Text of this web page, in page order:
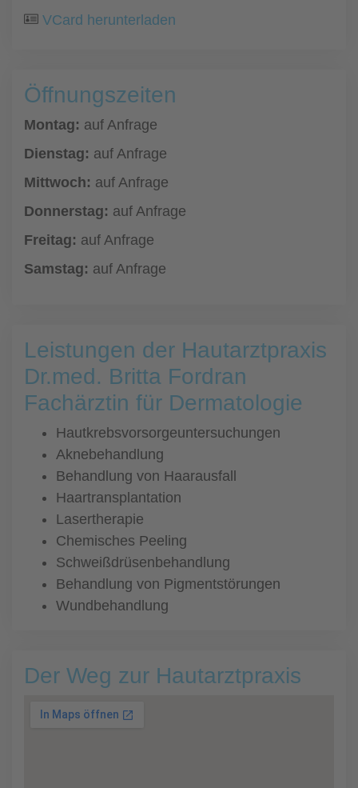
VCard herunterladen
Öffnungszeiten
Montag: auf Anfrage
Dienstag: auf Anfrage
Mittwoch: auf Anfrage
Donnerstag: auf Anfrage
Freitag: auf Anfrage
Samstag: auf Anfrage
Leistungen der Hautarztpraxis
Dr.med. Britta Fordran
Fachärztin für Dermatologie
Hautkrebsvorsorgeuntersuchungen
Aknebehandlung
Behandlung von Haarausfall
Haartransplantation
Lasertherapie
Chemisches Peeling
Schweißdrüsenbehandlung
Behandlung von Pigmentstörungen
Wundbehandlung
Der Weg zur Hautarztpraxis